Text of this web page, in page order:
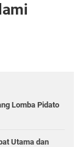
Lomba Pidato
Utama dan